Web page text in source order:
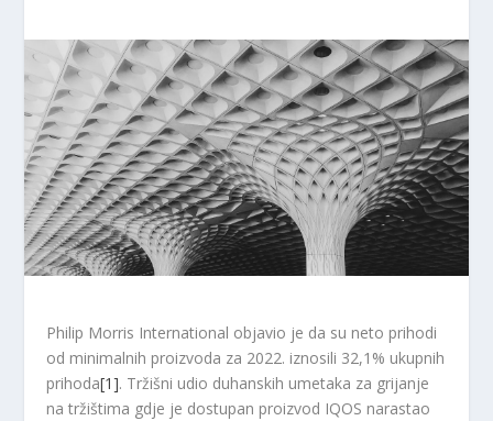
Philip Morris International objavio je da su neto prihodi
od minimalnih proizvoda za 2022. iznosili 32,1% ukupnih
prihoda[1]. Tržišni udio duhanskih umetaka za grijanje
na tržištima gdje je dostupan proizvod IQOS narastao